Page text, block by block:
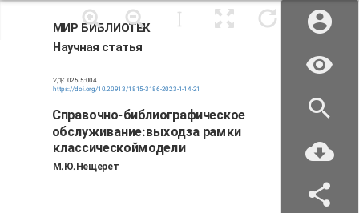
Научная статья
МИР БИБЛИОТЕК
УДК 025.5:004
https://doi.org/10.20913/1815-3186-2023-1-14-21
Справочно-­библиографическое­
обслуживание:­выход­за рамки­­
классической­модели
М.­Ю.­Нещерет